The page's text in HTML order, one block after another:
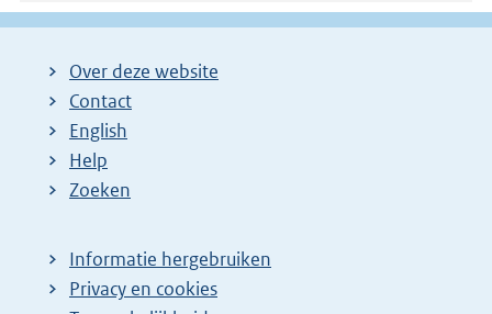
:
Over deze website
Contact
English
Help
Zoeken
Informatie hergebruiken
Privacy en cookies